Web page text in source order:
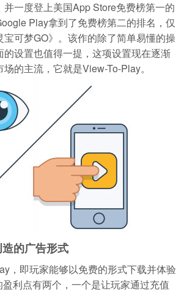
并一度登上美国App Store免费榜第一的
Play拿到了免费榜第二的排名，仅
宝可梦GO》。该作的除了简单易懂的操
设置也值得一提，这项设置现在逐渐
的主流，它就是View-To-Play。
的广告形式
，即玩家能够以免费的形式下载并体验
利点有两个，一个是让玩家通过充值